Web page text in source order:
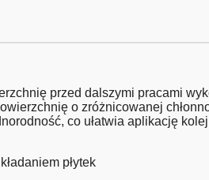
przed dalszymi pracami
o zróżnicowanej
co ułatwia aplikację
płytek